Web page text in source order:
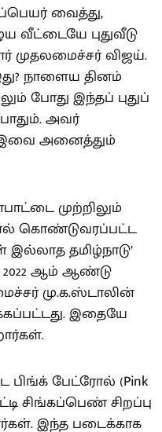
வைத்து,
வீட்டையே புதுவீடு
முதலமைச்சர் விஜய்.
நாளைய தினம்
போது இந்தப் புதுப்
அவர்
இவை அனைத்தும்
முற்றிலும்
கொண்டுவரப்பட்ட
தமிழ்நாடு’
2022 ஆம் ஆண்டு
மு.க.ஸ்டாலின்
இதையே
பிங்க் பேட்ரோல் (Pink
சிங்கப்பெண் சிறப்பு
இந்த படைக்காக